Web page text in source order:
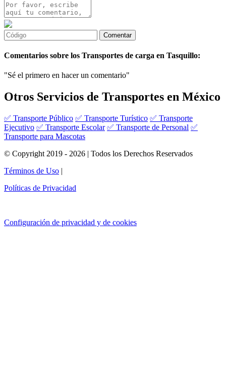
Comentarios sobre los Transportes de carga en Tasquillo:
"Sé el primero en hacer un comentario"
Otros Servicios de Transportes en México
✅ Transporte Público ✅ Transporte Turístico ✅ Transporte
Ejecutivo ✅ Transporte Escolar ✅ Transporte de Personal ✅
Transporte para Mascotas
© Copyright 2019 - 2026 | Todos los Derechos Reservados
Términos de Uso |
Políticas de Privacidad
Configuración de privacidad y de cookies